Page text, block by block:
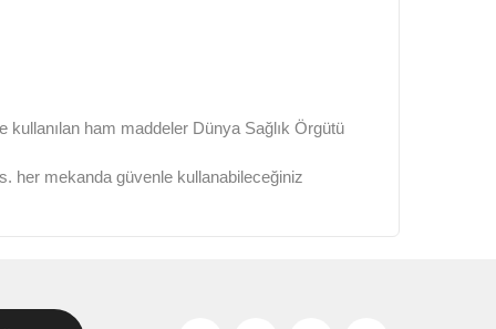
kullanılan ham maddeler Dünya Sağlık Örgütü
her mekanda güvenle kullanabileceğiniz